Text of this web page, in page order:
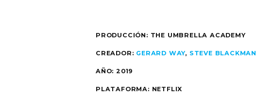
PRODUCCIÓN: THE UMBRELLA ACADEMY
CREADOR: GERARD WAY, STEVE BLACKMAN
AÑO: 2019
PLATAFORMA: NETFLIX